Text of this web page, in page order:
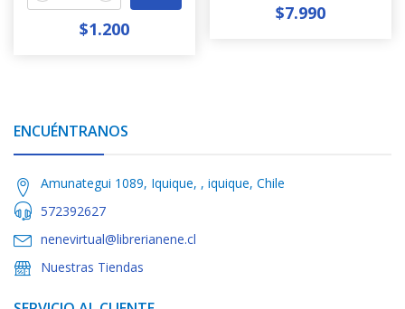
$1.200
$7.990
ENCUÉNTRANOS
Amunategui 1089, Iquique, , iquique, Chile
572392627
nenevirtual@librerianene.cl
Nuestras Tiendas